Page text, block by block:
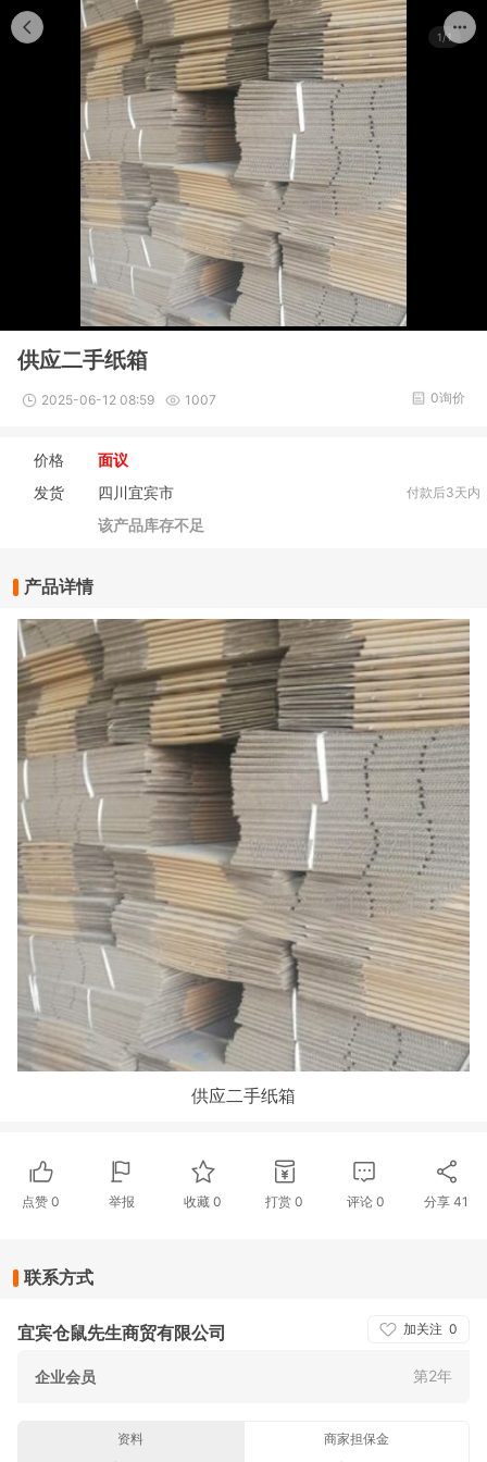
1/1
供应二手纸箱
2025-06-12 08:59 1007 0询价
价格 面议
发货 四川宜宾市 付款后3天内
该产品库存不足
产品详情
供应二手纸箱
点赞 0 举报 收藏0 打赏 0 评论 0 分享41
联系方式
加关注 0
宜宾仓鼠先生商贸有限公司
企业会员 第2年
资料 商家担保金